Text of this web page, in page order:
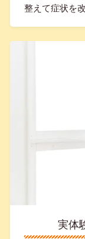
整えて症状を
実体